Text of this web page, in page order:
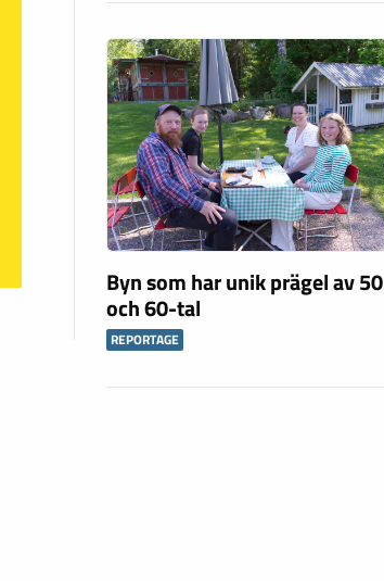
Byn som har unik prägel av 50
och 60-tal
REPORTAGE